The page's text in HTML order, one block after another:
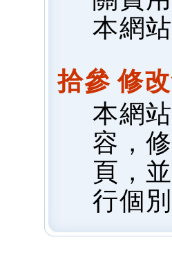
本網
拾參 修
本網
容，
頁，
行個